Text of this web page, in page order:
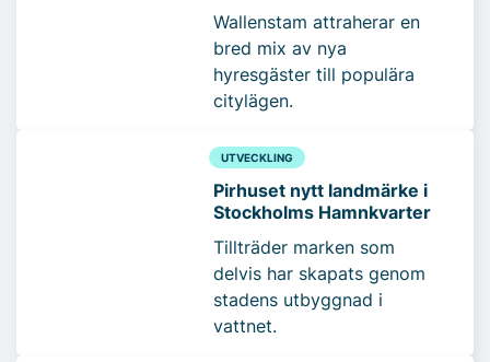
Wallenstam attraherar en
bred mix av nya
hyresgäster till populära
citylägen.
UTVECKLING
Pirhuset nytt landmärke i
Stockholms Hamnkvarter
Tillträder marken som
delvis har skapats genom
stadens utbyggnad i
vattnet.